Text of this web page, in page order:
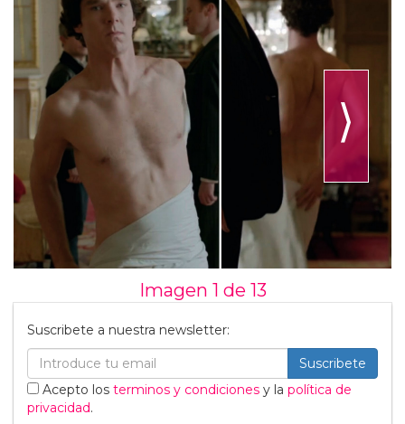
⟩
Imagen 1 de 13
Suscribete a nuestra newsletter:
Suscribete
Acepto los terminos y condiciones y la política de
privacidad.